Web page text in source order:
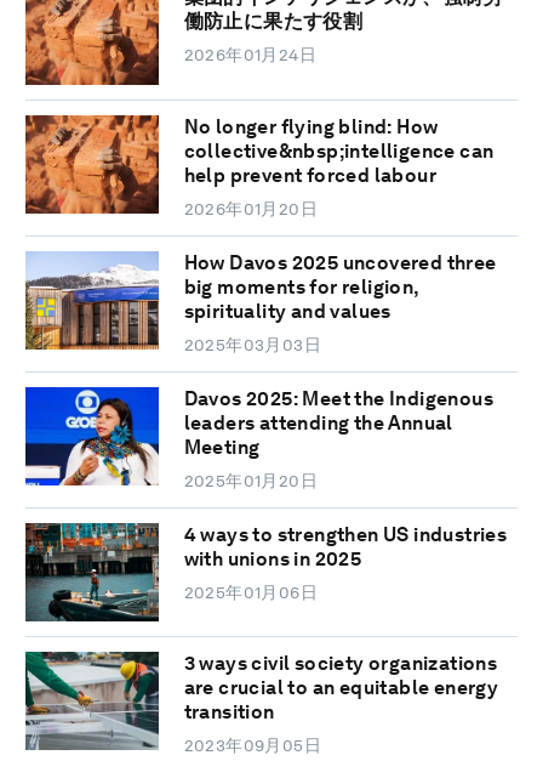
働防止に果たす役割
2026年01月24日
No longer flying blind: How
collective&nbsp;intelligence can
help prevent forced labour
2026年01月20日
How Davos 2025 uncovered three
big moments for religion,
spirituality and values
2025年03月03日
Davos 2025: Meet the Indigenous
leaders attending the Annual
Meeting
2025年01月20日
4 ways to strengthen US industries
with unions in 2025
2025年01月06日
3 ways civil society organizations
are crucial to an equitable energy
transition
2023年09月05日